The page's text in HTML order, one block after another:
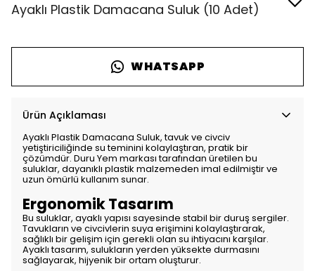
Ayaklı Plastik Damacana Suluk (10 Adet)
WHATSAPP
Ürün Açıklaması
Ayaklı Plastik Damacana Suluk, tavuk ve civciv
yetiştiriciliğinde su teminini kolaylaştıran, pratik bir
çözümdür. Duru Yem markası tarafından üretilen bu
suluklar, dayanıklı plastik malzemeden imal edilmiştir ve
uzun ömürlü kullanım sunar.
Ergonomik Tasarım
Bu suluklar, ayaklı yapısı sayesinde stabil bir duruş sergiler.
Tavukların ve civcivlerin suya erişimini kolaylaştırarak,
sağlıklı bir gelişim için gerekli olan su ihtiyacını karşılar.
Ayaklı tasarım, sulukların yerden yüksekte durmasını
sağlayarak, hijyenik bir ortam oluşturur.